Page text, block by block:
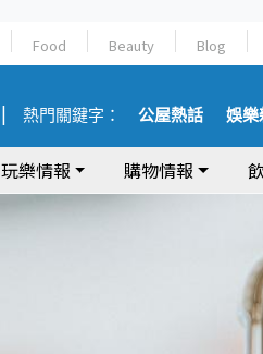
Food Beauty Blog
熱門關鍵字： 公屋熱話 娛樂
玩樂情報 購物情報